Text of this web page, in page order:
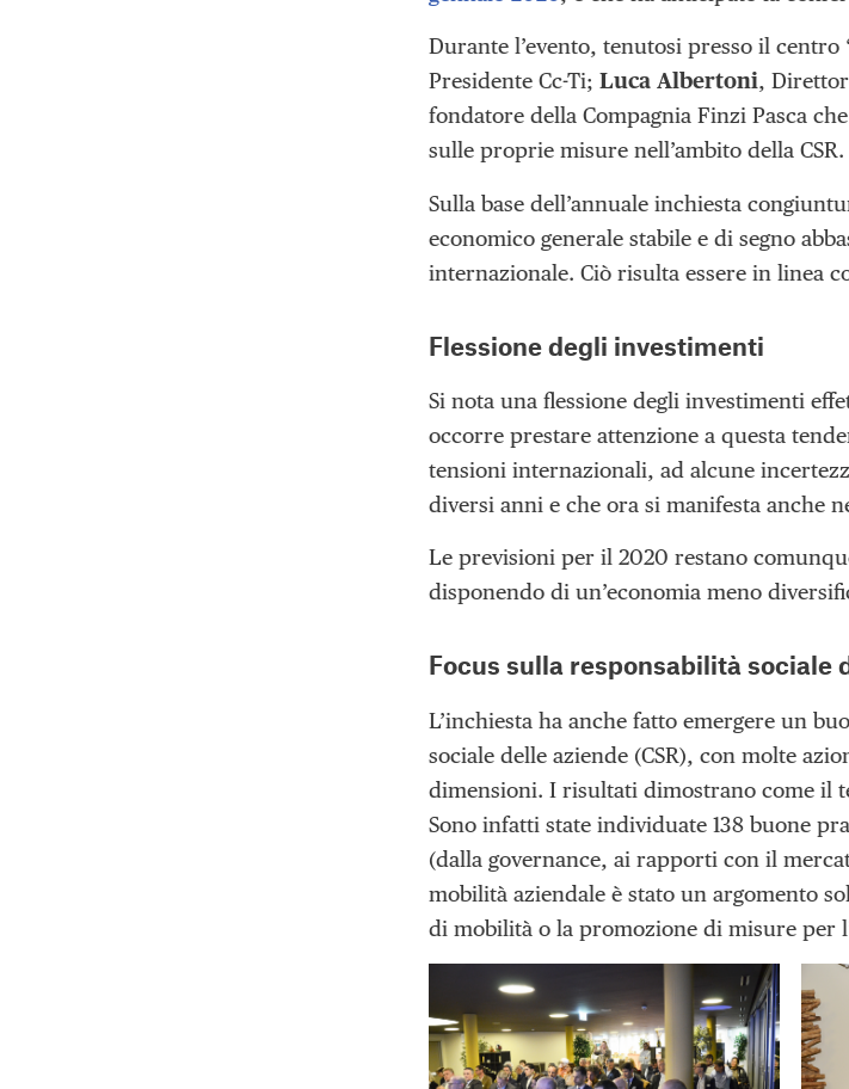
Durante l’evento, tenutosi presso il centro
Presidente Cc-Ti; Luca Albertoni,
fondatore della Compagnia Finzi Pasca
sulle proprie misure nell’ambito della CSR.
Sulla base dell’annuale inchiesta
economico generale stabile e di segno
internazionale. Ciò risulta essere in linea
Flessione degli investimenti
Si nota una flessione degli investimenti
occorre prestare attenzione a questa
tensioni internazionali, ad alcune
diversi anni e che ora si manifesta anche
Le previsioni per il 2020 restano
disponendo di un’economia meno
Focus sulla responsabilità sociale
L’inchiesta ha anche fatto emergere un
sociale delle aziende (CSR), con molte
dimensioni. I risultati dimostrano come il
Sono infatti state individuate 138 buone
(dalla governance, ai rapporti con il
mobilità aziendale è stato un argomento
di mobilità o la promozione di misure per